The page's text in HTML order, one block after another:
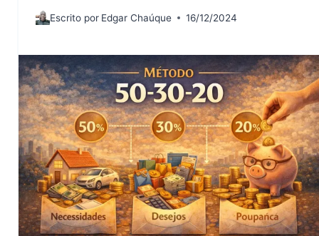
Escrito por Edgar Chaúque 16/12/2024